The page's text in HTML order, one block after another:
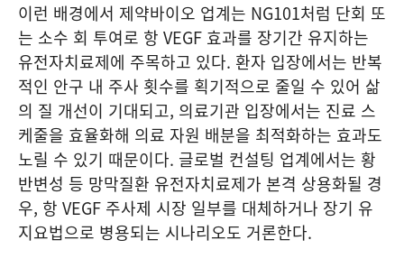
이런 배경에서 제약바이오 업계는 NG101처럼 단회 또
는 소수 회 투여로 항 VEGF 효과를 장기간 유지하는
유전자치료제에 주목하고 있다. 환자 입장에서는 반복
적인 안구 내 주사 횟수를 획기적으로 줄일 수 있어 삶
의 질 개선이 기대되고, 의료기관 입장에서는 진료 스
케줄을 효율화해 의료 자원 배분을 최적화하는 효과도
노릴 수 있기 때문이다. 글로벌 컨설팅 업계에서는 황
반변성 등 망막질환 유전자치료제가 본격 상용화될 경
우, 항 VEGF 주사제 시장 일부를 대체하거나 장기 유
지요법으로 병용되는 시나리오도 거론한다.